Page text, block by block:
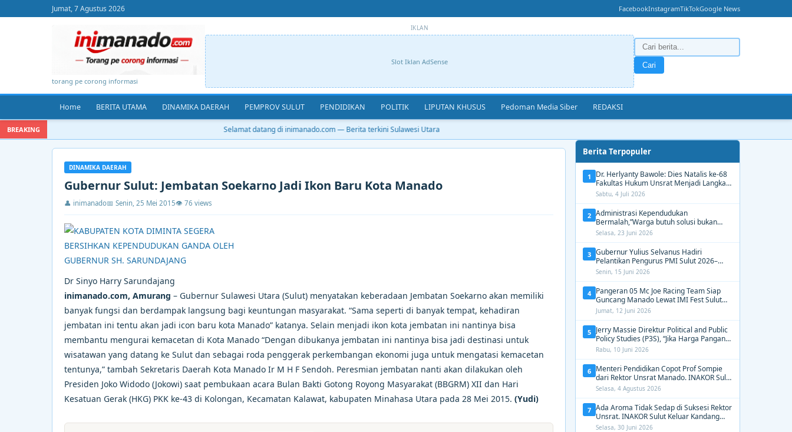
Jumat, 7 Agustus 2026 FacebookInstagramTikTokGoogle News
torang pe corong informasi
IKLAN
Slot Iklan AdSense Cari
Home BERITA UTAMA DINAMIKA DAERAH PEMPROV SULUT PENDIDIKAN POLITIK LIPUTAN KHUSUS Pedoman Media Siber REDAKSI
BREAKING Selamat datang di inimanado.com — Berita terkini Sulawesi Utara
DINAMIKA DAERAH
Gubernur Sulut: Jembatan Soekarno Jadi Ikon Baru Kota Manado
👤 inimanado📅 Senin, 25 Mei 2015👁 76 views
Dr Sinyo Harry Sarundajang
inimanado.com, Amurang – Gubernur Sulawesi Utara (Sulut) menyatakan keberadaan Jembatan Soekarno akan memiliki
banyak fungsi dan berdampak langsung bagi keuntungan masyarakat. “Sama seperti di banyak tempat, kehadiran
jembatan ini tentu akan jadi icon baru kota Manado” katanya. Selain menjadi ikon kota jembatan ini nantinya bisa
membantu mengurai kemacetan di Kota Manado “Dengan dibukanya jembatan ini nantinya bisa jadi destinasi untuk
wisatawan yang datang ke Sulut dan sebagai roda penggerak perkembangan ekonomi juga untuk mengatasi kemacetan
tentunya,” tambah Sekretaris Daerah Kota Manado Ir M H F Sendoh. Peresmian jembatan nanti akan dilakukan oleh
Presiden Joko Widodo (Jokowi) saat pembukaan acara Bulan Bakti Gotong Royong Masyarakat (BBGRM) XII dan Hari
Kesatuan Gerak (HKG) PKK ke-43 di Kolongan, Kecamatan Kalawat, kabupaten Minahasa Utara pada 28 Mei 2015. (Yudi)
Berita Terpopuler
1
Dr. Herlyanty Bawole: Dies Natalis ke-68
Fakultas Hukum Unsrat Menjadi Langkah
Nyata Membangun Generasi Hukum
Berdampak
Sabtu, 4 Juli 2026
2 Administrasi Kependudukan
Bermalah,”Warga butuh solusi bukan
Alasan dari Disdukcapil Manado
Selasa, 23 Juni 2026
3 Gubernur Yulius Selvanus Hadiri
Pelantikan Pengurus PMI Sulut 2026–
2031, Tekankan Gerak Cepat untuk
Kemanusiaan
Senin, 15 Juni 2026
4 Pangeran 05 Mc Joe Racing Team Siap
Guncang Manado Lewat IMI Fest Sulut
2026 Apex Drag Championship
Jumat, 12 Juni 2026
5 Jerry Massie Direktur Political and Public
Policy Studies (P3S), “Jika Harga Pangan
Tak Terkendali, Zulhas dan Budi Santoso
Tak Layak Dipertahankan”
Rabu, 10 Juni 2026
6 Menteri Pendidikan Copot Prof Sompie
dari Rektor Unsrat Manado. INAKOR Sulut
Kawal Unsur Pidana dan Siap Bongkar
Aroma Busuk di Suksesi Rektor
Selasa, 4 Agustus 2026
7 Ada Aroma Tidak Sedap di Suksesi Rektor
Unsrat. INAKOR Sulut Keluar Kandang
Kawal Proses Seleksi
Selasa, 30 Juni 2026